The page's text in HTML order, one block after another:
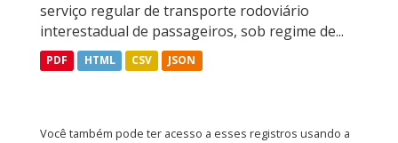
serviço regular de transporte rodoviário
interestadual de passageiros, sob regime de...
PDF HTML CSV JSON
Você também pode ter acesso a esses registros usando a